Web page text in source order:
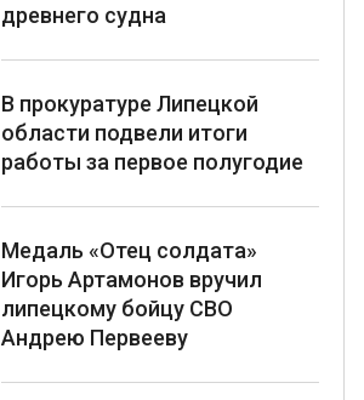
древнего судна
В прокуратуре Липецкой
области подвели итоги
работы за первое полугодие
Медаль «Отец солдата»
Игорь Артамонов вручил
липецкому бойцу СВО
Андрею Первееву